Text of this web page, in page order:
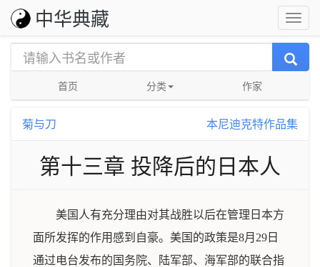
中华典藏
首页 分类 作家
菊与刀 本尼迪克特作品集
第十三章 投降后的日本人
美国人有充分理由对其战胜以后在管理日本方
面所发挥的作用感到自豪。美国的政策是8月29日
通过电台发布的国务院、陆军部、海军部的联合指